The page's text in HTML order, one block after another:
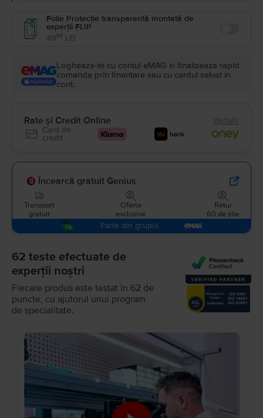
Folie Protecție transparentă montată de
experții FLIP
4999 LEI
Logheaza-te cu contul eMAG si finalizeaza rapid
comanda prin finantare sau cu cardul salvat in
cont.
Rate și Credit Online detalii
Card de
credit
Încearcă gratuit Genius
Transport
gratuit
Oferte
exclusive
Retur
60 de zile
Parte din grupul
62 teste efectuate de
experții noștri
Fiecare produs este testat în 62 de
puncte, cu ajutorul unui program
de specialitate.